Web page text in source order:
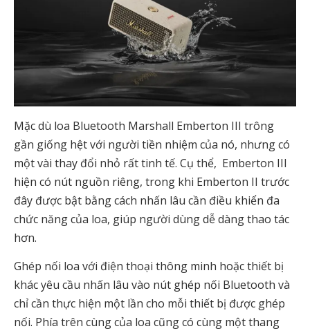
Mặc dù loa Bluetooth Marshall Emberton III trông
gần giống hệt với người tiền nhiệm của nó, nhưng có
một vài thay đổi nhỏ rất tinh tế. Cụ thể, Emberton III
hiện có nút nguồn riêng, trong khi Emberton II trước
đây được bật bằng cách nhấn lâu cần điều khiển đa
chức năng của loa, giúp người dùng dễ dàng thao tác
hơn.
Ghép nối loa với điện thoại thông minh hoặc thiết bị
khác yêu cầu nhấn lâu vào nút ghép nối Bluetooth và
chỉ cần thực hiện một lần cho mỗi thiết bị được ghép
nối. Phía trên cùng của loa cũng có cùng một thang